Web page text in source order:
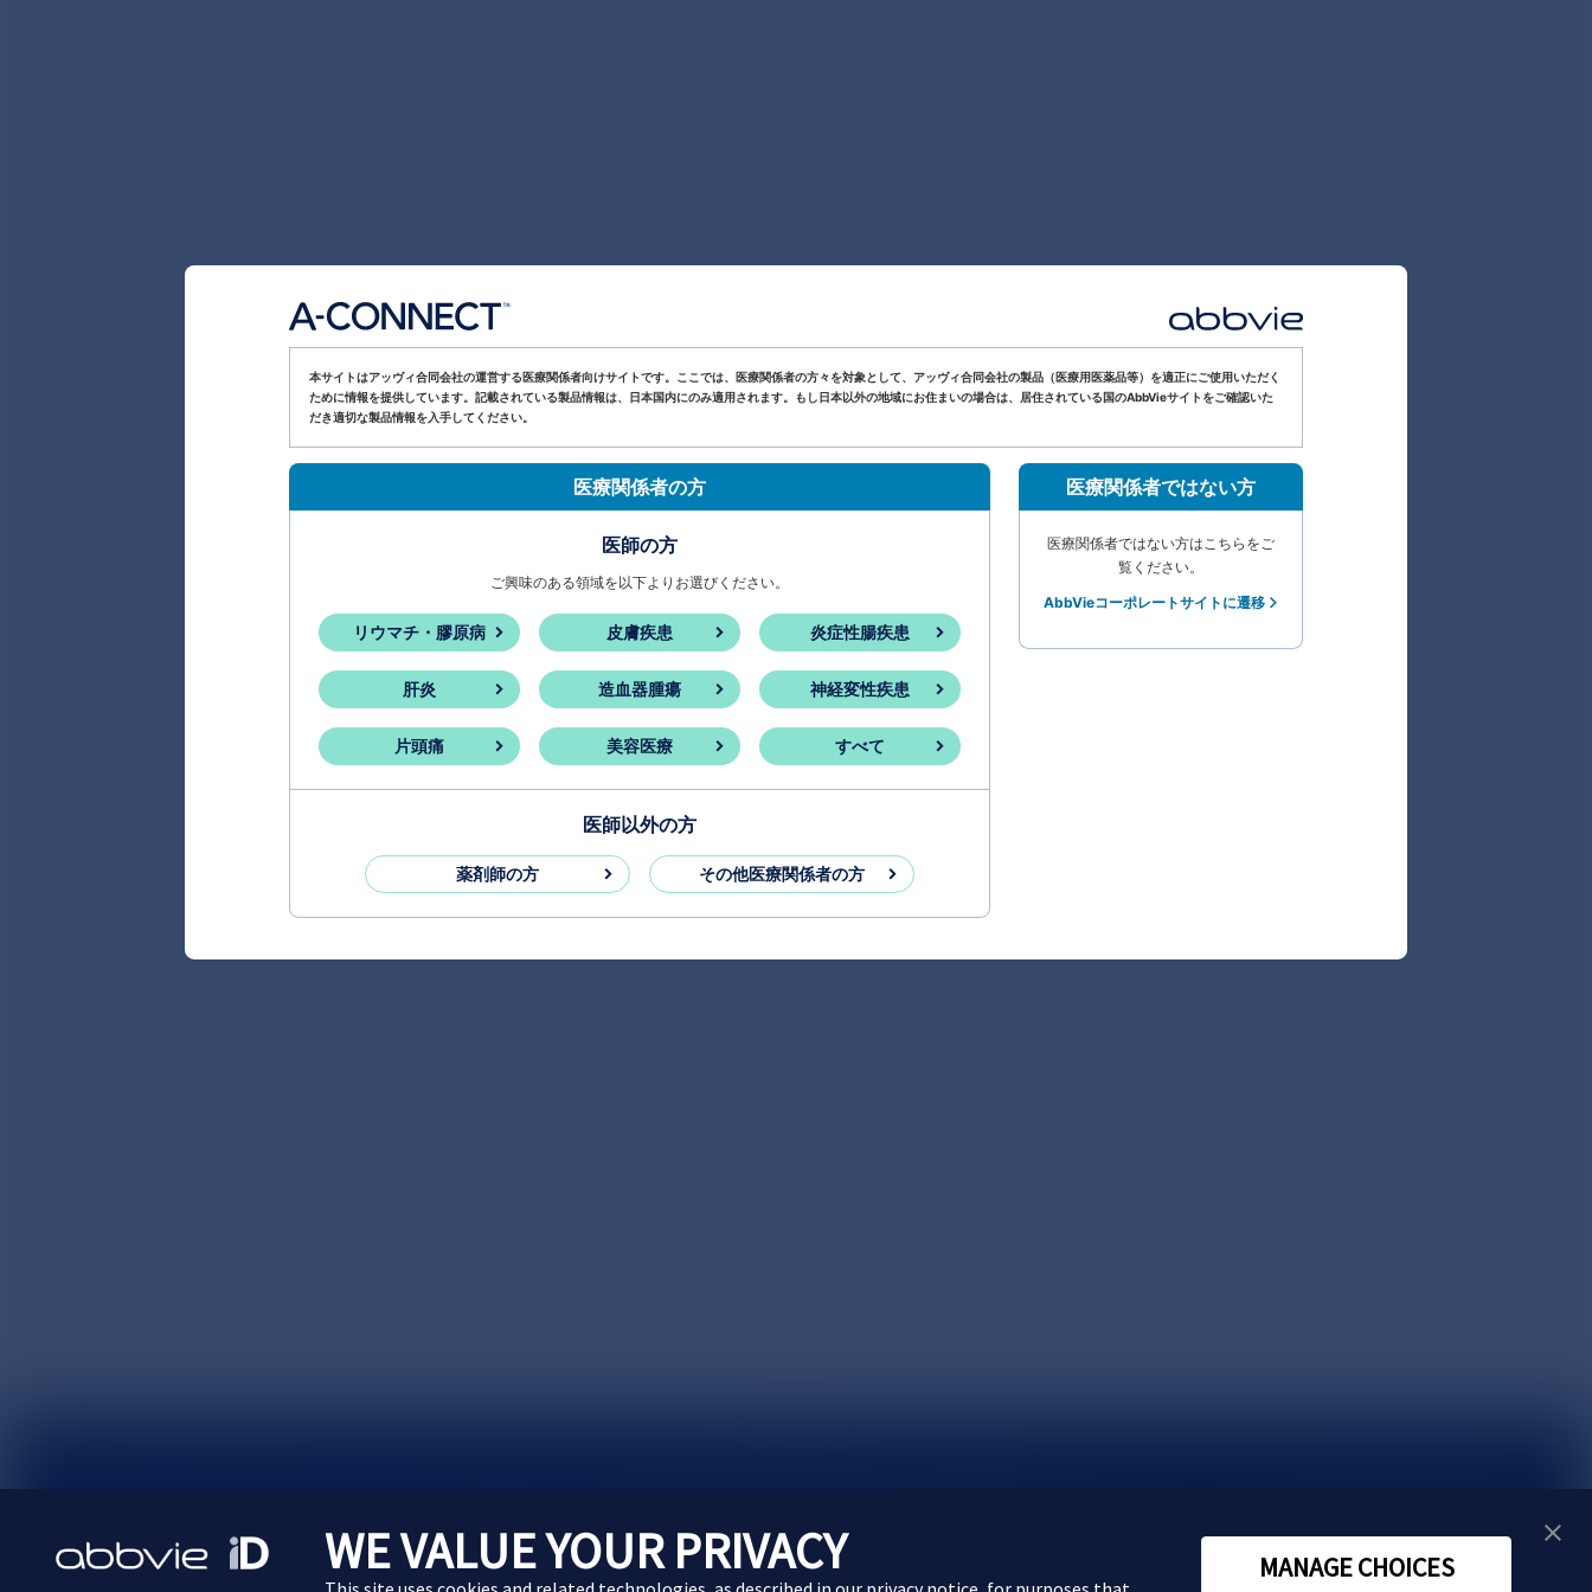
本サイトはアッヴィ合同会社の運営する医療関係者向けサイトです。ここでは、医療関係者の方々を対象として、アッヴィ合同会社の製品（医療用医薬品等）を適正にご使用いただく
ために情報を提供しています。記載されている製品情報は、日本国内にのみ適用されます。もし日本以外の地域にお住まいの場合は、居住されている国のAbbVieサイトをご確認いた
だき適切な製品情報を入手してください。
医療関係者の方
医師の方
ご興味のある領域を以下よりお選びください。
リウマチ・膠原病 皮膚疾患 炎症性腸疾患
肝炎 造血器腫瘍 神経変性疾患
片頭痛 美容医療 すべて
医師以外の方
薬剤師の方 その他医療関係者の方
医療関係者ではない方
医療関係者ではない方はこちらをご
覧ください。
AbbVieコーポレートサイトに遷移
Cookie Preferences
WE VALUE YOUR PRIVACY MANAGE CHOICES